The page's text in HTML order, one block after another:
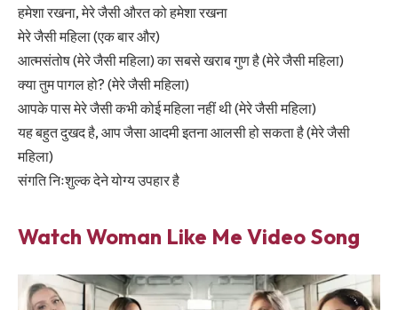
हमेशा रखना, मेरे जैसी औरत को हमेशा रखना
मेरे जैसी महिला (एक बार और)
आत्मसंतोष (मेरे जैसी महिला) का सबसे खराब गुण है (मेरे जैसी महिला)
क्या तुम पागल हो? (मेरे जैसी महिला)
आपके पास मेरे जैसी कभी कोई महिला नहीं थी (मेरे जैसी महिला)
यह बहुत दुखद है, आप जैसा आदमी इतना आलसी हो सकता है (मेरे जैसी
महिला)
संगति निःशुल्क देने योग्य उपहार है
Watch Woman Like Me Video Song